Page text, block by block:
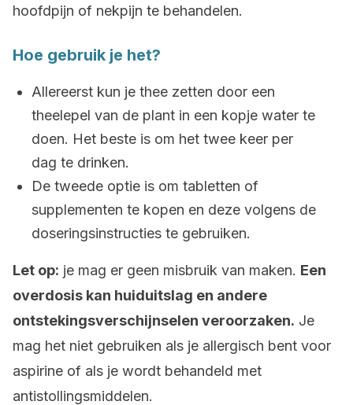
hoofdpijn of nekpijn te behandelen.
Hoe gebruik je het?
Allereerst kun je thee zetten door een
theelepel van de plant in een kopje water te
doen. Het beste is om het twee keer per
dag te drinken.
De tweede optie is om tabletten of
supplementen te kopen en deze volgens de
doseringsinstructies te gebruiken.
Let op: je mag er geen misbruik van maken. Een
overdosis kan huiduitslag en andere
ontstekingsverschijnselen veroorzaken. Je
mag het niet gebruiken als je allergisch bent voor
aspirine of als je wordt behandeld met
antistollingsmiddelen.